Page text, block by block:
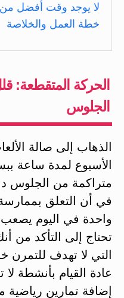
لا يوجد وقت أفضل
خطة العمل والخلاصة
الحركة المتقطعة:
الجلوس
الذهاب إلى صالة
الأسبوع لمدة ساعة
متراكمة من الجلوس
في أن التعلق
واحدة في اليوم يصعب
تحتاج إلى التأكد من
التي لا تهدف للتمرن
عادة القيام بأنشطة
إضافة تمارين رياضية